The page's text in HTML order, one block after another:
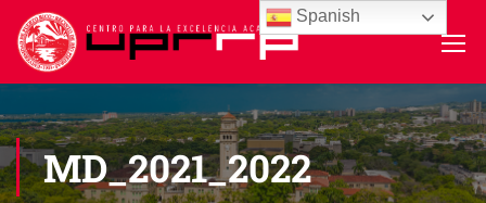
MD_2021_2022
Spanish